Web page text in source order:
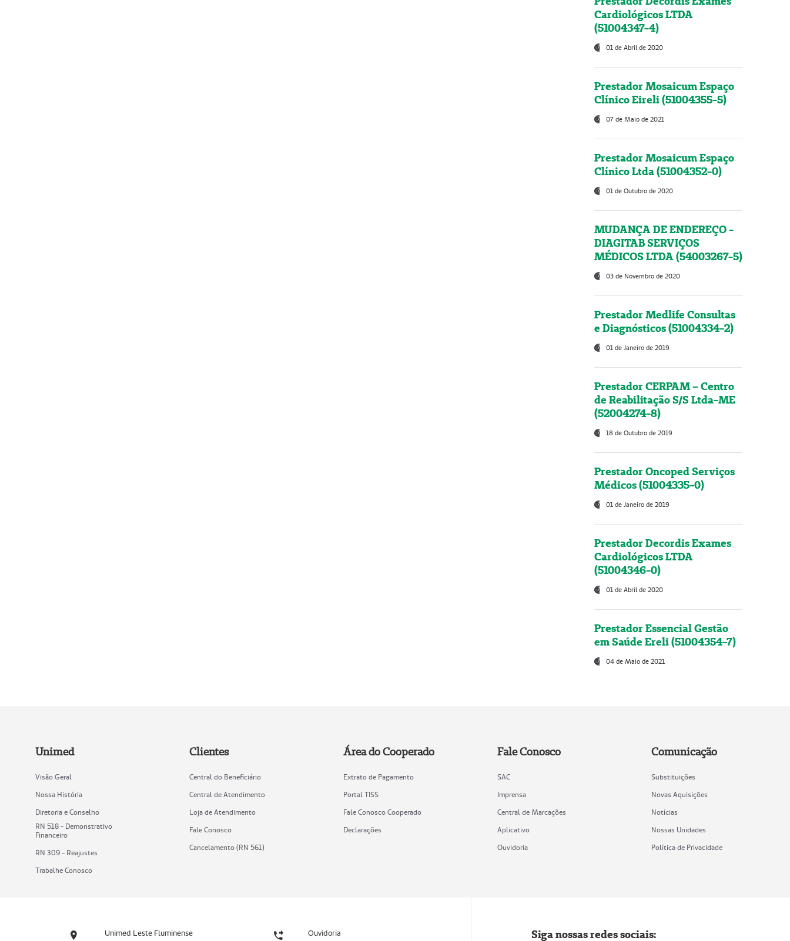
Cardiológicos LTDA
(51004347-4)
01 de Abril de 2020
Prestador Mosaicum Espaço
Clínico Eireli (51004355-5)
07 de Maio de 2021
Prestador Mosaicum Espaço
Clínico Ltda (51004352-0)
01 de Outubro de 2020
MUDANÇA DE ENDEREÇO -
DIAGITAB SERVIÇOS
MÉDICOS LTDA (54003267-5)
03 de Novembro de 2020
Prestador Medlife Consultas
e Diagnósticos (51004334-2)
01 de Janeiro de 2019
Prestador CERPAM – Centro
de Reabilitação S/S Ltda-ME
(52004274-8)
18 de Outubro de 2019
Prestador Oncoped Serviços
Médicos (51004335-0)
01 de Janeiro de 2019
Prestador Decordis Exames
Cardiológicos LTDA
(51004346-0)
01 de Abril de 2020
Prestador Essencial Gestão
em Saúde Ereli (51004354-7)
04 de Maio de 2021
Unimed
Visão Geral
Nossa História
Diretoria e Conselho
RN 518 - Demonstrativo
Financeiro
RN 309 - Reajustes
Trabalhe Conosco
Clientes
Central do Beneficiário
Central de Atendimento
Loja de Atendimento
Fale Conosco
Cancelamento (RN 561)
Área do Cooperado
Extrato de Pagamento
Portal TISS
Fale Conosco Cooperado
Declarações
Fale Conosco
SAC
Imprensa
Central de Marcações
Aplicativo
Ouvidoria
Comunicação
Substituições
Novas Aquisições
Notícias
Nossas Unidades
Política de Privacidade
Unimed Leste Fluminense Ouvidoria Siga nossas redes sociais: